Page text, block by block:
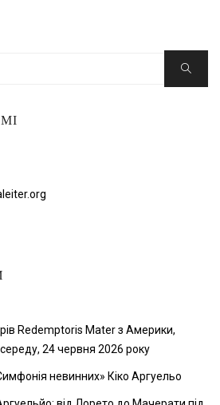
Пошук
Redemptoris Mater з Америки,
середу, 24 червня 2026 року
невинних» Кіко Аргуельо